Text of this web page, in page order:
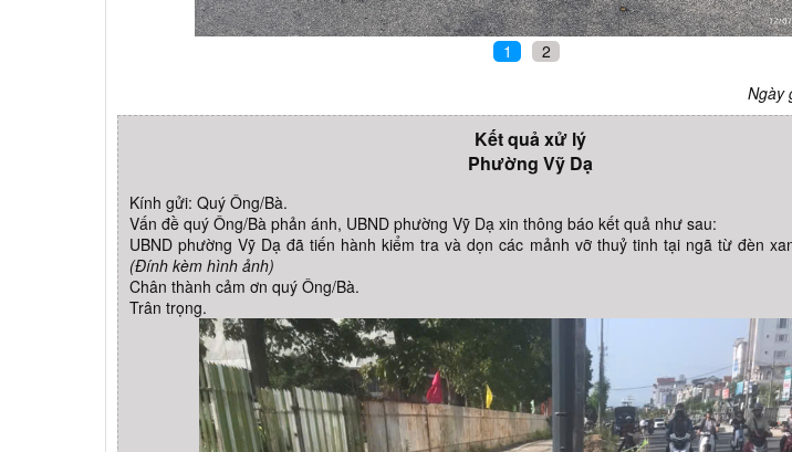
1
2
Ngày
Kết quả xử lý
Phường Vỹ Dạ
Kính gửi: Quý Ông/Bà.
Vấn đề quý Ông/Bà phản ánh, UBND phường Vỹ Dạ xin thông báo kết quả như sau:
UBND phường Vỹ Dạ đã tiến hành kiểm tra và dọn các mảnh vỡ thuỷ tinh tại ngã từ đèn
(Đính kèm hình ảnh)
Chân thành cảm ơn quý Ông/Bà.
Trân trọng.